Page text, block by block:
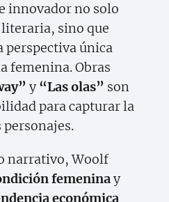
innovador no solo
sino que
perspectiva única
femenina. Obras
y“Las olas” son
para capturar la
narrativo, Woolf
femeninay
económica